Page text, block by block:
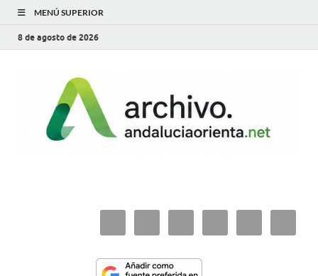
MENÚ SUPERIOR
8 de agosto de 2026